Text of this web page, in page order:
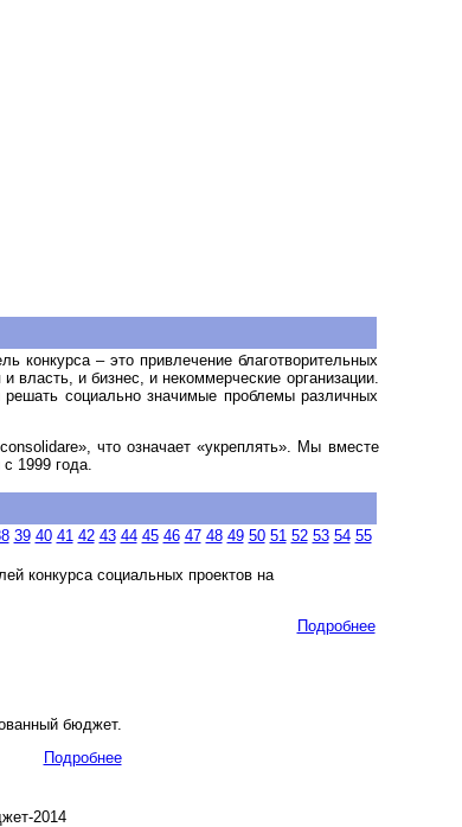
конкурса – это привлечение благотворительных
и бизнес, и некоммерческие организации.
решать социально значимые проблемы различных
consolidare», что означает «укреплять». Мы вместе
1999 года.
39 40 41 42 43 44 45 46 47 48 49 50 51 52 53 54 55
конкурса социальных проектов на
Подробнее
бюджет.
Подробнее
2014